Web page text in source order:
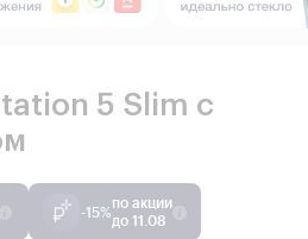
5 Slim с
-15%по акции
до 11.08